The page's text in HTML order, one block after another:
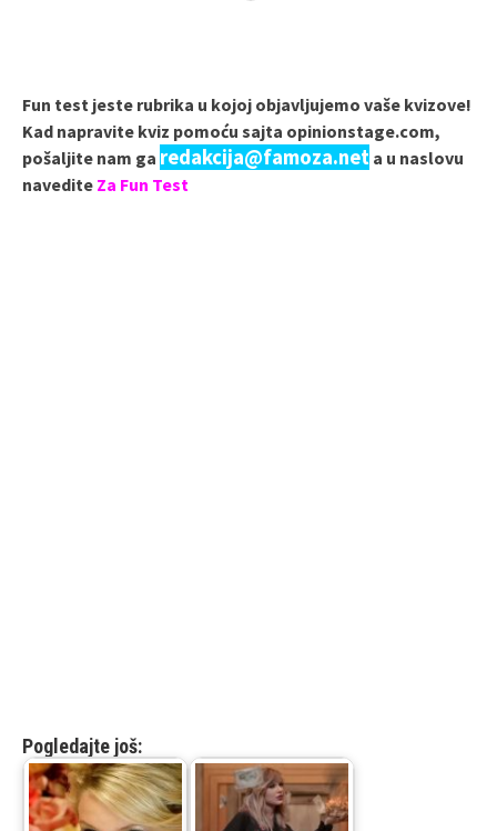
Fun test jeste rubrika u kojoj objavljujemo vaše kvizove!
Kad napravite kviz pomoću sajta opinionstage.com,
pošaljite nam ga redakcija@famoza.net a u naslovu
navedite Za Fun Test
Pogledajte još: